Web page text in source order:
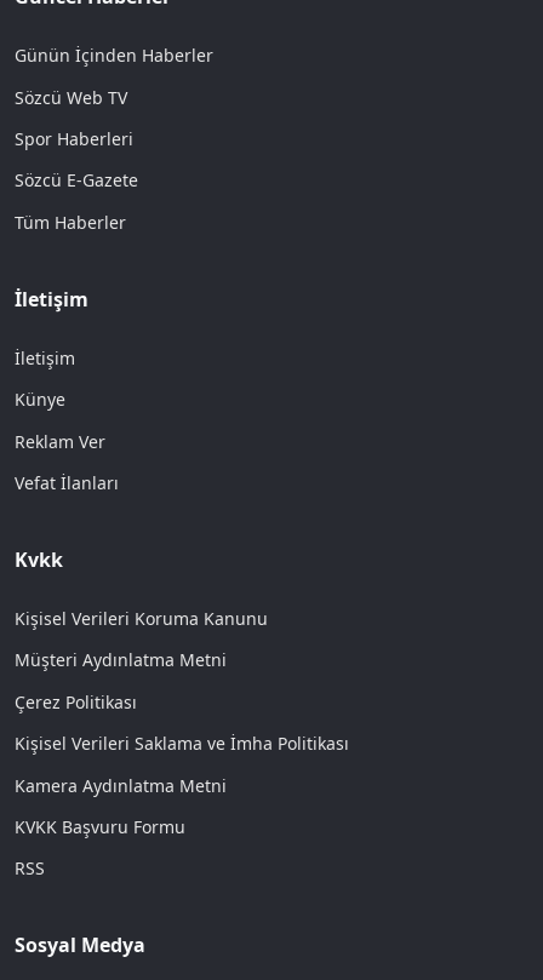
Günün İçinden Haberler
Sözcü Web TV
Spor Haberleri
Sözcü E-Gazete
Tüm Haberler
İletişim
İletişim
Künye
Reklam Ver
Vefat İlanları
Kvkk
Kişisel Verileri Koruma Kanunu
Müşteri Aydınlatma Metni
Çerez Politikası
Kişisel Verileri Saklama ve İmha Politikası
Kamera Aydınlatma Metni
KVKK Başvuru Formu
RSS
Sosyal Medya